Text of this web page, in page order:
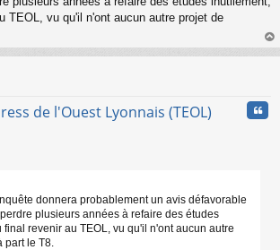
TEOL, vu qu'il n'ont aucun autre projet de
au
de l'Ouest Lyonnais (TEOL)
donnera probablement un avis défavorable
plusieurs années à refaire des études
revenir au TEOL, vu qu'il n'ont aucun autre
part le T8.